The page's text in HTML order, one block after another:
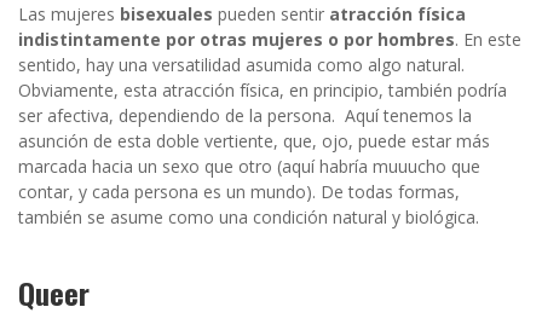
Las mujeres bisexuales pueden sentir atracción física
indistintamente por otras mujeres o por hombres. En este
sentido, hay una versatilidad asumida como algo natural.
Obviamente, esta atracción física, en principio, también podría
ser afectiva, dependiendo de la persona. Aquí tenemos la
asunción de esta doble vertiente, que, ojo, puede estar más
marcada hacia un sexo que otro (aquí habría muuucho que
contar, y cada persona es un mundo). De todas formas,
también se asume como una condición natural y biológica.
Queer